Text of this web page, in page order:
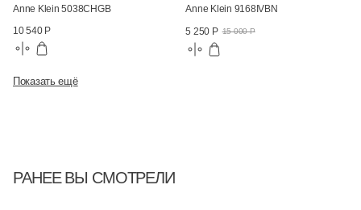
Anne Klein 5038CHGB
10 540 Р
Anne Klein 9168IVBN
5 250 Р 15 000 Р
Показать ещё
РАНЕЕ ВЫ СМОТРЕЛИ